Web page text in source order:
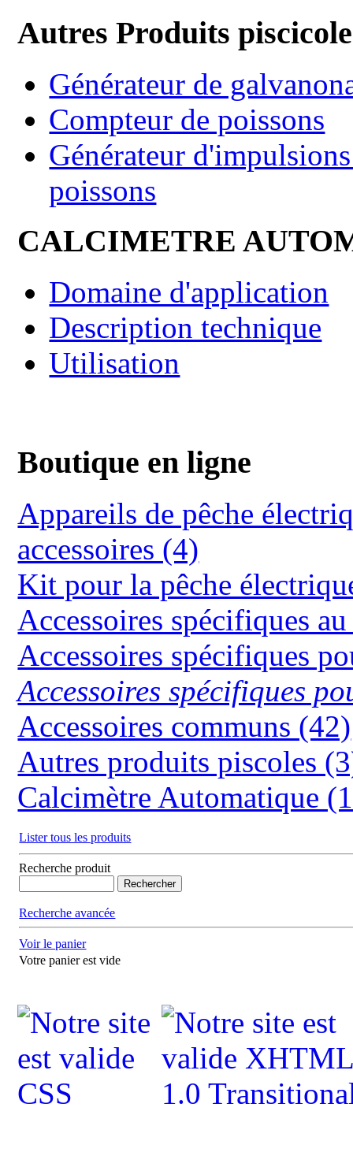
Autres Produits
Générateur de
Compteur de poissons
Générateur
poissons
CALCIMETRE
Domaine d'application
Description technique
Utilisation
Boutique en ligne
Appareils de pêche
accessoires (4)
Kit pour la pêche
Accessoires spécifiques
Accessoires spécifiques
Accessoires spécifiques
Accessoires communs (42)
Autres produits piscoles
Calcimètre Automatique
Lister tous les produits
Recherche produit
Recherche avancée
Voir le panier
Votre panier est vide